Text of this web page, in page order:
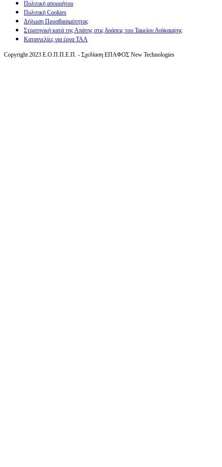
Πολιτική απορρήτου
Πολιτική Cookies
Δήλωση Προσβασιμότητας
Στρατηγική κατά της Απάτης στις δράσεις του Ταμείου Ανάκαμψης
Καταγγελίες για έργα ΤΑΑ
Copyright 2023 Ε.Ο.Π.Π.Ε.Π. - Σχεδίαση ΕΠΑΦΟΣ New Technologies